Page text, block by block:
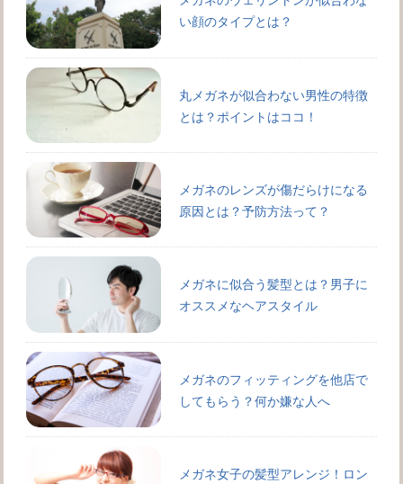
い顔のタイプとは？
丸メガネが似合わない男性の特徴
とは？ポイントはココ！
メガネのレンズが傷だらけになる
原因とは？予防方法って？
メガネに似合う髪型とは？男子に
オススメなヘアスタイル
メガネのフィッティングを他店で
してもらう？何か嫌な人へ
メガネ女子の髪型アレンジ！ロン